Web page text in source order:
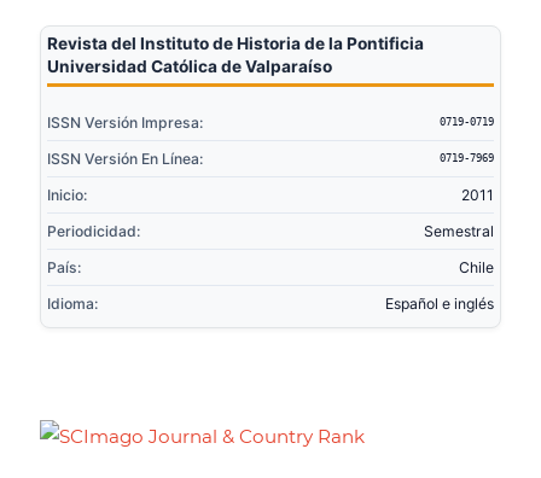
Revista del Instituto de Historia de la Pontificia
Universidad Católica de Valparaíso
ISSN Versión Impresa: 0719-0719
ISSN Versión En Línea: 0719-7969
Inicio:
2011
Periodicidad:
Semestral
País:
Chile
Idioma:
Español e inglés